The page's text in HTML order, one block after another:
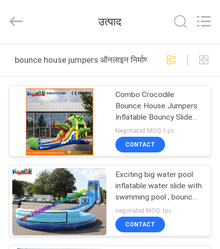
उत्पादों
वीडियो
बारे
कारखाना
भ्रमण
Limited.
उत्पाद
bounce house jumpers ऑनलाइन निर्माण
Combo Crocodile
Bounce House Jumpers
Inflatable Bouncy Slide
For Kids / Adults
Negotiated MOQ:1 pc
CONTACT
Exciting big water pool
inflatable water slide with
swimming pool , bounce
house jumpers
negotiated MOQ:1pc
CONTACT